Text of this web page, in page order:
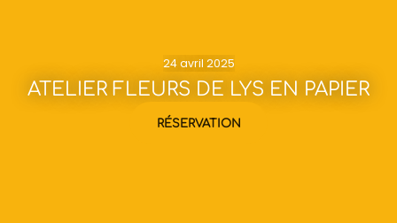
24 avril 2025
ATELIER FLEURS DE LYS EN PAPIER
RÉSERVATION